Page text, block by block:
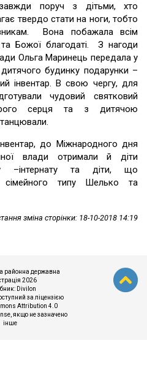
поруч з дітьми, хто
твердо стати на ноги, тобто
Вона побажала всім
та Божої благодаті. З нагоди
Ольга Маринець передала у
будинку подарунки –
інвентар. В свою чергу, для
чудовий святковий
серця та з дитячою
до Міжнародного дня
влади отримали й діти
–інтернату та діти, що
типу Шелько та
зміна сторінки: 18-10-2018 14:19
районна державна
2026
Divilon
за ліцензією
Attribution 4.0
, якщо не зазначено
інше